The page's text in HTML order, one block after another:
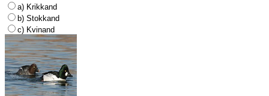
a) Krikkand
b) Stokkand
c) Kvinand